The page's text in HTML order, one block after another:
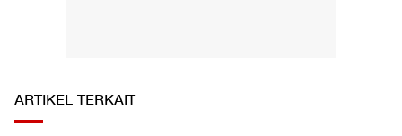
ARTIKEL TERKAIT